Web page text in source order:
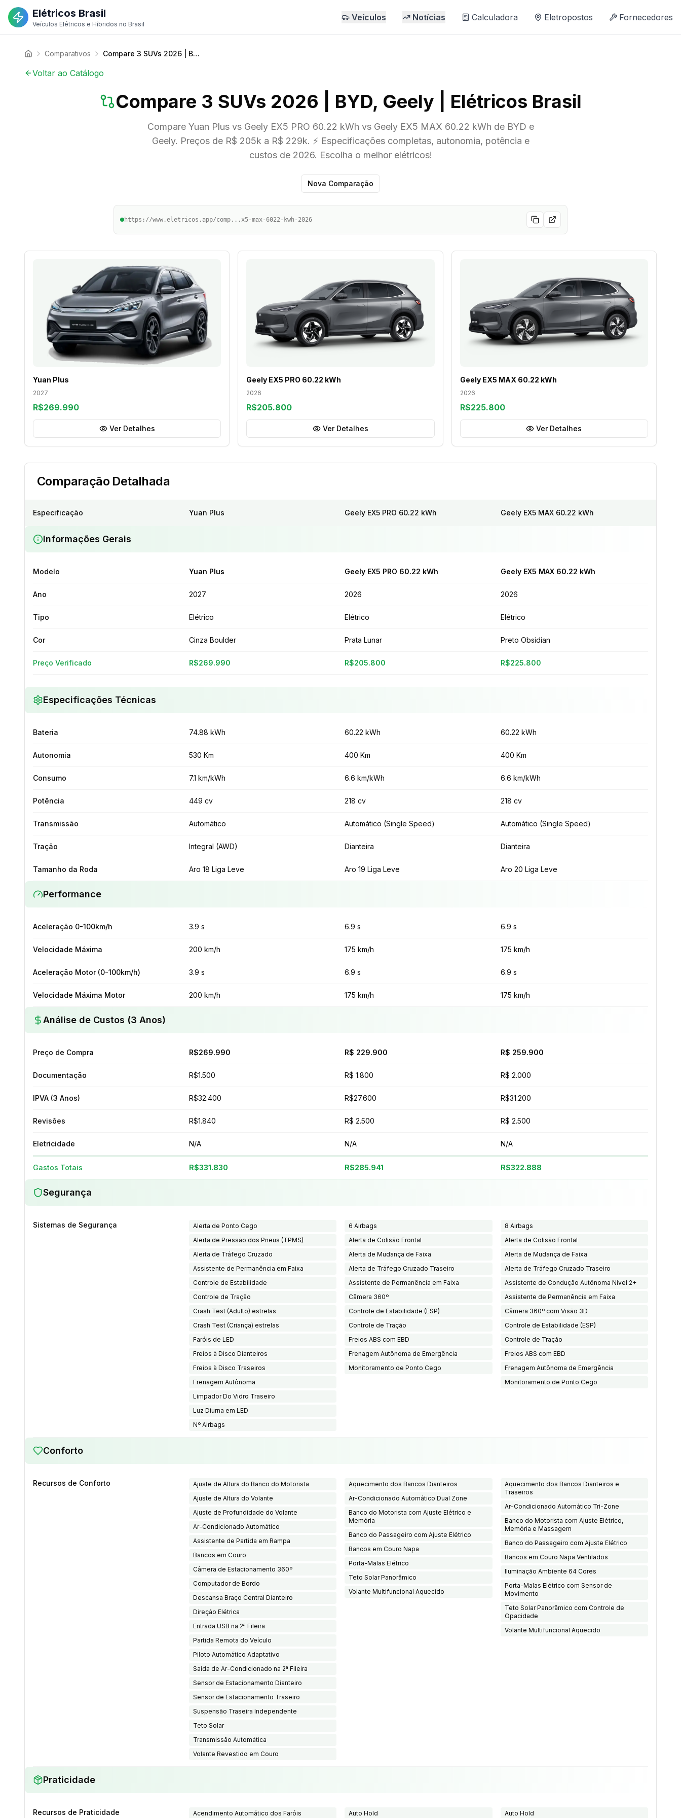
Elétricos Brasil
Veículos Elétricos e Híbridos no Brasil
Veículos Notícias Calculadora Eletropostos Fornecedores
Comparativos Compare 3 SUVs 2026 | BYD, Geely | Elétricos Brasil
Voltar ao Catálogo
Compare 3 SUVs 2026 | BYD, Geely | Elétricos Brasil
Compare Yuan Plus vs Geely EX5 PRO 60.22 kWh vs Geely EX5 MAX 60.22 kWh de BYD e
Geely. Preços de R$ 205k a R$ 229k. ⚡ Especificações completas, autonomia, potência e
custos de 2026. Escolha o melhor elétricos!
Nova Comparação
https://www.eletricos.app/comp...x5-max-6022-kwh-2026
Yuan Plus
2027
R$269.990
Ver Detalhes
Geely EX5 PRO 60.22 kWh
2026
R$205.800
Ver Detalhes
Geely EX5 MAX 60.22 kWh
2026
R$225.800
Ver Detalhes
Comparação Detalhada
Especificação Yuan Plus Geely EX5 PRO 60.22 kWh Geely EX5 MAX 60.22 kWh
Informações Gerais
Modelo Yuan Plus Geely EX5 PRO 60.22 kWh Geely EX5 MAX 60.22 kWh
Ano 2027 2026 2026
Tipo Elétrico Elétrico Elétrico
Cor Cinza Boulder Prata Lunar Preto Obsidian
Preço Verificado R$269.990 R$205.800 R$225.800
Especificações Técnicas
Bateria 74.88 kWh 60.22 kWh 60.22 kWh
Autonomia 530 Km 400 Km 400 Km
Consumo 7.1 km/kWh 6.6 km/kWh 6.6 km/kWh
Potência 449 cv 218 cv 218 cv
Transmissão Automático Automático (Single Speed) Automático (Single Speed)
Tração Integral (AWD) Dianteira Dianteira
Tamanho da Roda Aro 18 Liga Leve Aro 19 Liga Leve Aro 20 Liga Leve
Performance
Aceleração 0-100km/h 3.9 s 6.9 s 6.9 s
Velocidade Máxima 200 km/h 175 km/h 175 km/h
Aceleração Motor (0-100km/h) 3.9 s 6.9 s 6.9 s
Velocidade Máxima Motor 200 km/h 175 km/h 175 km/h
Análise de Custos (3 Anos)
Preço de Compra R$269.990 R$ 229.900 R$ 259.900
Documentação R$1.500 R$ 1.800 R$ 2.000
IPVA (3 Anos) R$32.400 R$27.600 R$31.200
Revisões R$1.840 R$ 2.500 R$ 2.500
Eletricidade N/A N/A N/A
Gastos Totais R$331.830 R$285.941 R$322.888
Segurança
Sistemas de Segurança
Alerta de Ponto Cego
Alerta de Pressão dos Pneus (TPMS)
Alerta de Tráfego Cruzado
Assistente de Permanência em Faixa
Controle de Estabilidade
Controle de Tração
Crash Test (Adulto) estrelas
Crash Test (Criança) estrelas
Faróis de LED
Freios à Disco Dianteiros
Freios à Disco Traseiros
Frenagem Autônoma
Limpador Do Vidro Traseiro
Luz Diurna em LED
Nº Airbags
6 Airbags
Alerta de Colisão Frontal
Alerta de Mudança de Faixa
Alerta de Tráfego Cruzado Traseiro
Assistente de Permanência em Faixa
Câmera 360º
Controle de Estabilidade (ESP)
Controle de Tração
Freios ABS com EBD
Frenagem Autônoma de Emergência
Monitoramento de Ponto Cego
8 Airbags
Alerta de Colisão Frontal
Alerta de Mudança de Faixa
Alerta de Tráfego Cruzado Traseiro
Assistente de Condução Autônoma Nível 2+
Assistente de Permanência em Faixa
Câmera 360º com Visão 3D
Controle de Estabilidade (ESP)
Controle de Tração
Freios ABS com EBD
Frenagem Autônoma de Emergência
Monitoramento de Ponto Cego
Conforto
Recursos de Conforto
Ajuste de Altura do Banco do Motorista
Ajuste de Altura do Volante
Ajuste de Profundidade do Volante
Ar-Condicionado Automático
Assistente de Partida em Rampa
Bancos em Couro
Câmera de Estacionamento 360º
Computador de Bordo
Descansa Braço Central Dianteiro
Direção Elétrica
Entrada USB na 2ª Fileira
Partida Remota do Veículo
Piloto Automático Adaptativo
Saída de Ar-Condicionado na 2ª Fileira
Sensor de Estacionamento Dianteiro
Sensor de Estacionamento Traseiro
Suspensão Traseira Independente
Teto Solar
Transmissão Automática
Volante Revestido em Couro
Aquecimento dos Bancos Dianteiros
Ar-Condicionado Automático Dual Zone
Banco do Motorista com Ajuste Elétrico e
Memória
Banco do Passageiro com Ajuste Elétrico
Bancos em Couro Napa
Porta-Malas Elétrico
Teto Solar Panorâmico
Volante Multifuncional Aquecido
Aquecimento dos Bancos Dianteiros e
Traseiros
Ar-Condicionado Automático Tri-Zone
Banco do Motorista com Ajuste Elétrico,
Memória e Massagem
Banco do Passageiro com Ajuste Elétrico
Bancos em Couro Napa Ventilados
Iluminação Ambiente 64 Cores
Porta-Malas Elétrico com Sensor de
Movimento
Teto Solar Panorâmico com Controle de
Opacidade
Volante Multifuncional Aquecido
Praticidade
Recursos de Praticidade Acendimento Automático dos Faróis Auto Hold Auto Hold